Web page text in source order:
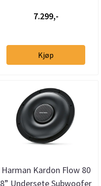
7.299,-
Kjøp
Harman Kardon Flow 80
8” Undersete Subwoofer